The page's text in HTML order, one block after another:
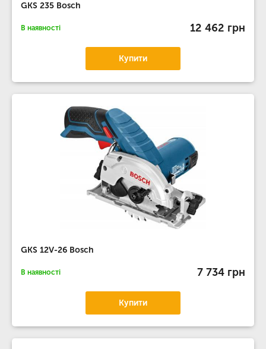
GKS 235 Bosch
В наявності 12 462 грн
Купити
GKS 12V-26 Bosch
В наявності 7 734 грн
Купити